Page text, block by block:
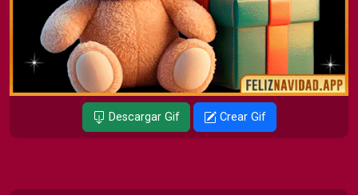
Descargar Gif Crear Gif